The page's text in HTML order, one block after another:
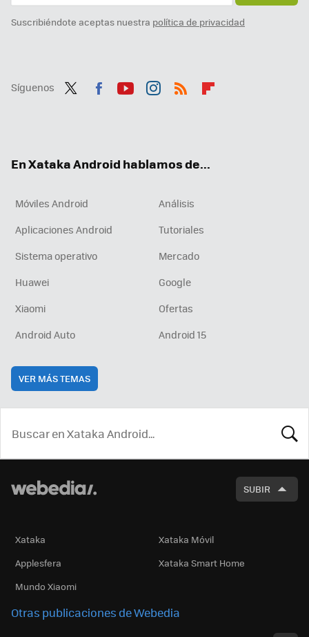
Suscribiéndote aceptas nuestra política de privacidad
Síguenos
En Xataka Android hablamos de...
Móviles Android
Análisis
Aplicaciones Android
Tutoriales
Sistema operativo
Mercado
Huawei
Google
Xiaomi
Ofertas
Android Auto
Android 15
VER MÁS TEMAS
SUBIR
Xataka
Xataka Móvil
Applesfera
Xataka Smart Home
Mundo Xiaomi
Otras publicaciones de Webedia